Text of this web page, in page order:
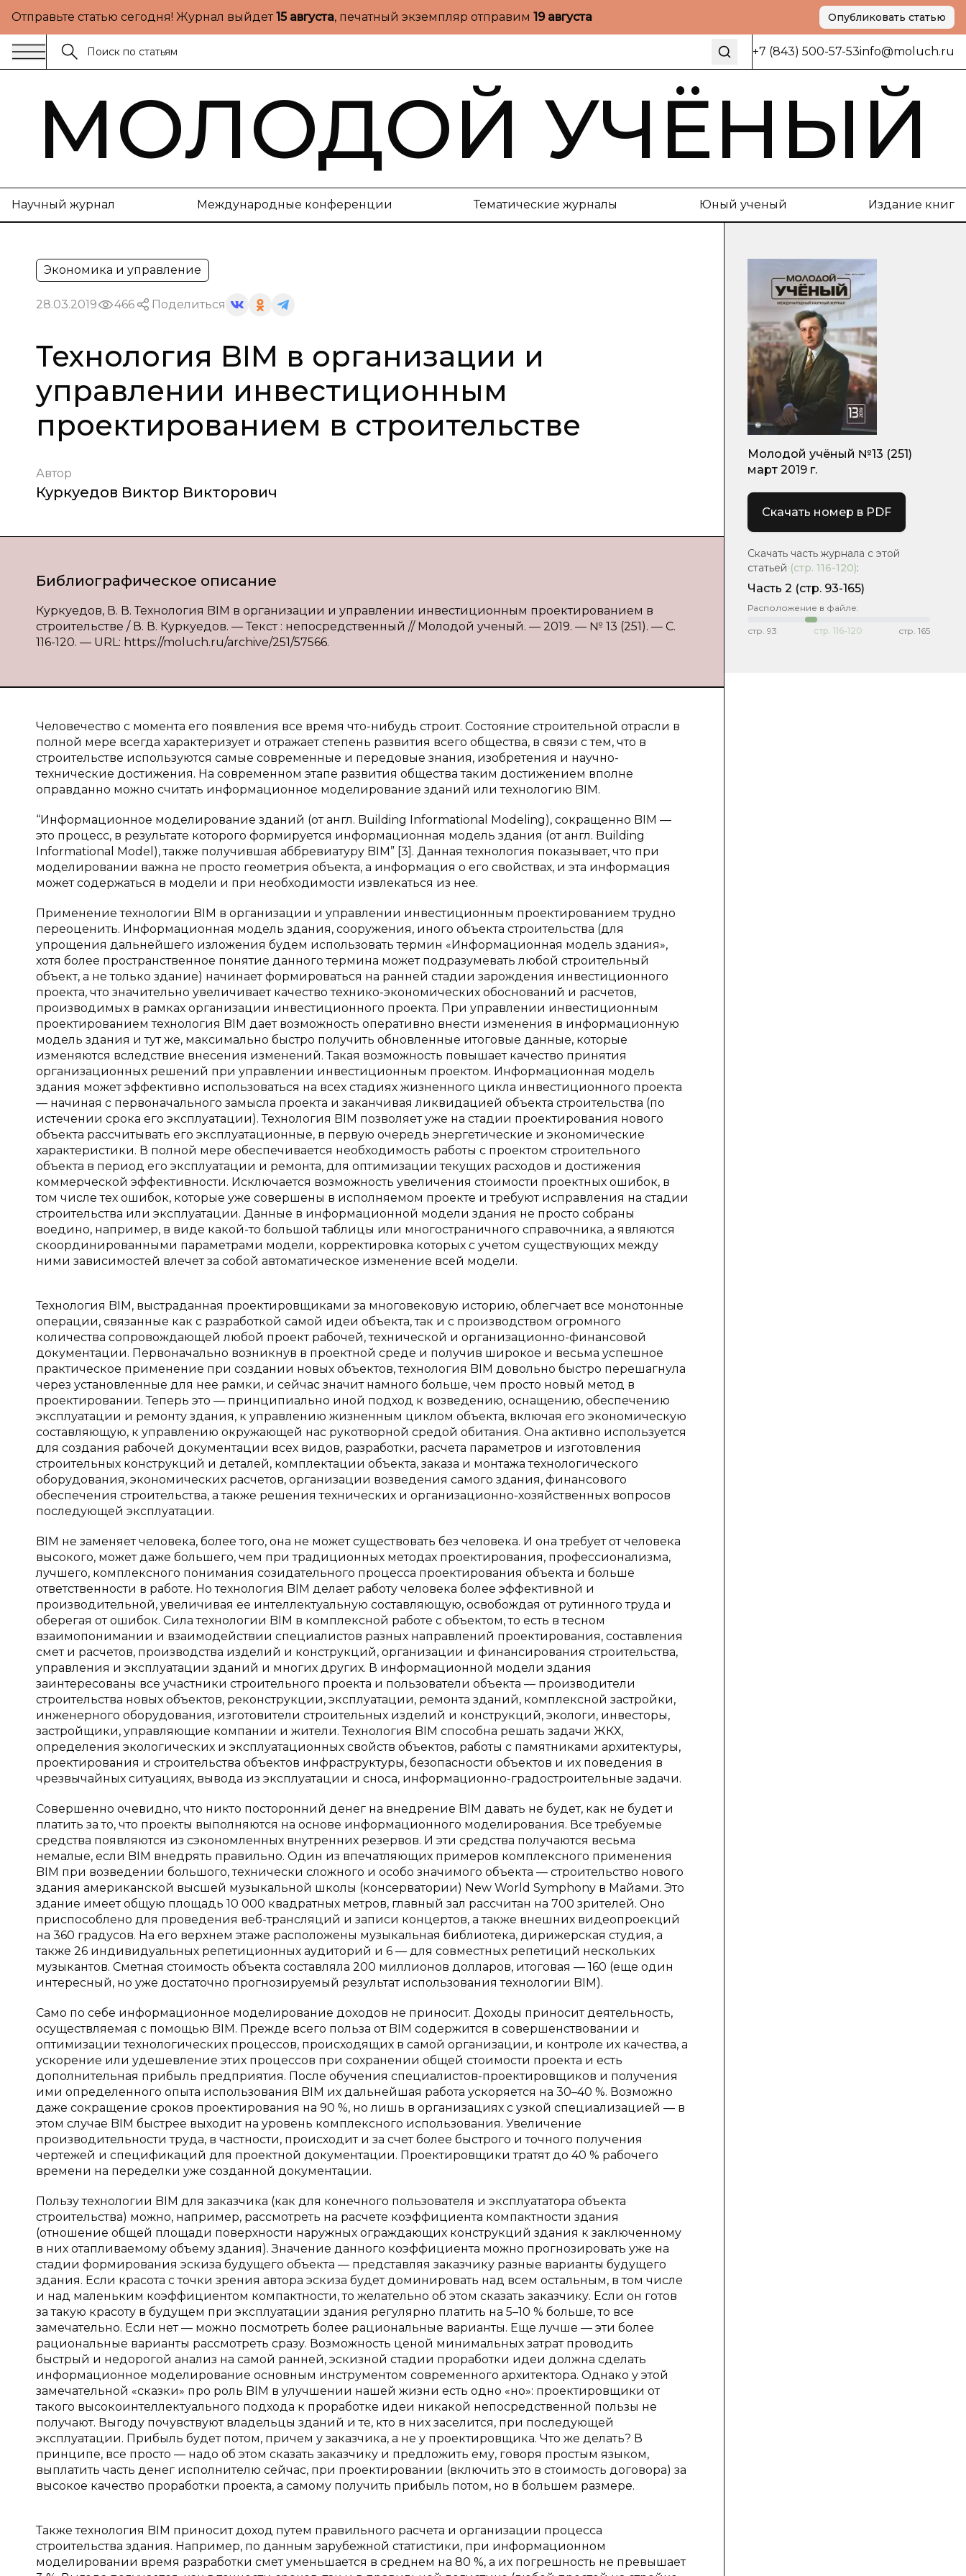
Отправьте статью сегодня! Журнал выйдет15 августа, печатный экземпляр отправим 19 августа Опубликовать статью
+7 (843) 500-57-53info@moluch.ru
МОЛОДОЙ УЧЁНЫЙ
Научный журнал Международные конференции Тематические журналы Юный ученый Издание книг
Экономика и управление
28.03.2019 466 Поделиться
Технология BIM в организации и
управлении инвестиционным
проектированием в строительстве
Автор
Куркуедов Виктор Викторович
Библиографическое описание
Куркуедов, В. В. Технология BIM в организации и управлении инвестиционным проектированием в
строительстве / В. В. Куркуедов. — Текст : непосредственный // Молодой ученый. — 2019. — № 13 (251). — С.
116-120. — URL: https://moluch.ru/archive/251/57566.
Человечество с момента его появления все время что-нибудь строит. Состояние строительной отрасли в
полной мере всегда характеризует и отражает степень развития всего общества, в связи с тем, что в
строительстве используются самые современные и передовые знания, изобретения и научно-
технические достижения. На современном этапе развития общества таким достижением вполне
оправданно можно считать информационное моделирование зданий или технологию BIM.
“Информационное моделирование зданий (от англ. Building Informational Modeling), сокращенно BIM —
это процесс, в результате которого формируется информационная модель здания (от англ. Building
Informational Model), также получившая аббревиатуру BIM” [3]. Данная технология показывает, что при
моделировании важна не просто геометрия объекта, а информация о его свойствах, и эта информация
может содержаться в модели и при необходимости извлекаться из нее.
Применение технологии BIM в организации и управлении инвестиционным проектированием трудно
переоценить. Информационная модель здания, сооружения, иного объекта строительства (для
упрощения дальнейшего изложения будем использовать термин «Информационная модель здания»,
хотя более пространственное понятие данного термина может подразумевать любой строительный
объект, а не только здание) начинает формироваться на ранней стадии зарождения инвестиционного
проекта, что значительно увеличивает качество технико-экономических обоснований и расчетов,
производимых в рамках организации инвестиционного проекта. При управлении инвестиционным
проектированием технология BIM дает возможность оперативно внести изменения в информационную
модель здания и тут же, максимально быстро получить обновленные итоговые данные, которые
изменяются вследствие внесения изменений. Такая возможность повышает качество принятия
организационных решений при управлении инвестиционным проектом. Информационная модель
здания может эффективно использоваться на всех стадиях жизненного цикла инвестиционного проекта
— начиная с первоначального замысла проекта и заканчивая ликвидацией объекта строительства (по
истечении срока его эксплуатации). Технология BIM позволяет уже на стадии проектирования нового
объекта рассчитывать его эксплуатационные, в первую очередь энергетические и экономические
характеристики. В полной мере обеспечивается необходимость работы с проектом строительного
объекта в период его эксплуатации и ремонта, для оптимизации текущих расходов и достижения
коммерческой эффективности. Исключается возможность увеличения стоимости проектных ошибок, в
том числе тех ошибок, которые уже совершены в исполняемом проекте и требуют исправления на стадии
строительства или эксплуатации. Данные в информационной модели здания не просто собраны
воедино, например, в виде какой-то большой таблицы или многостраничного справочника, а являются
скоординированными параметрами модели, корректировка которых с учетом существующих между
ними зависимостей влечет за собой автоматическое изменение всей модели.
Технология BIM, выстраданная проектировщиками за многовековую историю, облегчает все монотонные
операции, связанные как с разработкой самой идеи объекта, так и с производством огромного
количества сопровождающей любой проект рабочей, технической и организационно-финансовой
документации. Первоначально возникнув в проектной среде и получив широкое и весьма успешное
практическое применение при создании новых объектов, технология BIM довольно быстро перешагнула
через установленные для нее рамки, и сейчас значит намного больше, чем просто новый метод в
проектировании. Теперь это — принципиально иной подход к возведению, оснащению, обеспечению
эксплуатации и ремонту здания, к управлению жизненным циклом объекта, включая его экономическую
составляющую, к управлению окружающей нас рукотворной средой обитания. Она активно используется
для создания рабочей документации всех видов, разработки, расчета параметров и изготовления
строительных конструкций и деталей, комплектации объекта, заказа и монтажа технологического
оборудования, экономических расчетов, организации возведения самого здания, финансового
обеспечения строительства, а также решения технических и организационно-хозяйственных вопросов
последующей эксплуатации.
BIM не заменяет человека, более того, она не может существовать без человека. И она требует от человека
высокого, может даже большего, чем при традиционных методах проектирования, профессионализма,
лучшего, комплексного понимания созидательного процесса проектирования объекта и больше
ответственности в работе. Но технология BIM делает работу человека более эффективной и
производительной, увеличивая ее интеллектуальную составляющую, освобождая от рутинного труда и
оберегая от ошибок. Сила технологии BIM в комплексной работе с объектом, то есть в тесном
взаимопонимании и взаимодействии специалистов разных направлений проектирования, составления
смет и расчетов, производства изделий и конструкций, организации и финансирования строительства,
управления и эксплуатации зданий и многих других. В информационной модели здания
заинтересованы все участники строительного проекта и пользователи объекта — производители
строительства новых объектов, реконструкции, эксплуатации, ремонта зданий, комплексной застройки,
инженерного оборудования, изготовители строительных изделий и конструкций, экологи, инвесторы,
застройщики, управляющие компании и жители. Технология BIM способна решать задачи ЖКХ,
определения экологических и эксплуатационных свойств объектов, работы с памятниками архитектуры,
проектирования и строительства объектов инфраструктуры, безопасности объектов и их поведения в
чрезвычайных ситуациях, вывода из эксплуатации и сноса, информационно-градостроительные задачи.
Совершенно очевидно, что никто посторонний денег на внедрение BIM давать не будет, как не будет и
платить за то, что проекты выполняются на основе информационного моделирования. Все требуемые
средства появляются из сэкономленных внутренних резервов. И эти средства получаются весьма
немалые, если BIM внедрять правильно. Один из впечатляющих примеров комплексного применения
BIM при возведении большого, технически сложного и особо значимого объекта — строительство нового
здания американской высшей музыкальной школы (консерватории) New World Symphony в Майами. Это
здание имеет общую площадь 10 000 квадратных метров, главный зал рассчитан на 700 зрителей. Оно
приспособлено для проведения веб-трансляций и записи концертов, а также внешних видеопроекций
на 360 градусов. На его верхнем этаже расположены музыкальная библиотека, дирижерская студия, а
также 26 индивидуальных репетиционных аудиторий и 6 — для совместных репетиций нескольких
музыкантов. Сметная стоимость объекта составляла 200 миллионов долларов, итоговая — 160 (еще один
интересный, но уже достаточно прогнозируемый результат использования технологии BIM).
Само по себе информационное моделирование доходов не приносит. Доходы приносит деятельность,
осуществляемая с помощью BIM. Прежде всего польза от BIM содержится в совершенствовании и
оптимизации технологических процессов, происходящих в самой организации, и контроле их качества, а
ускорение или удешевление этих процессов при сохранении общей стоимости проекта и есть
дополнительная прибыль предприятия. После обучения специалистов-проектировщиков и получения
ими определенного опыта использования BIM их дальнейшая работа ускоряется на 30–40 %. Возможно
даже сокращение сроков проектирования на 90 %, но лишь в организациях с узкой специализацией — в
этом случае BIM быстрее выходит на уровень комплексного использования. Увеличение
производительности труда, в частности, происходит и за счет более быстрого и точного получения
чертежей и спецификаций для проектной документации. Проектировщики тратят до 40 % рабочего
времени на переделки уже созданной документации.
Пользу технологии BIM для заказчика (как для конечного пользователя и эксплуататора объекта
строительства) можно, например, рассмотреть на расчете коэффициента компактности здания
(отношение общей площади поверхности наружных ограждающих конструкций здания к заключенному
в них отапливаемому объему здания). Значение данного коэффициента можно прогнозировать уже на
стадии формирования эскиза будущего объекта — представляя заказчику разные варианты будущего
здания. Если красота с точки зрения автора эскиза будет доминировать над всем остальным, в том числе
и над маленьким коэффициентом компактности, то желательно об этом сказать заказчику. Если он готов
за такую красоту в будущем при эксплуатации здания регулярно платить на 5–10 % больше, то все
замечательно. Если нет — можно посмотреть более рациональные варианты. Еще лучше — эти более
рациональные варианты рассмотреть сразу. Возможность ценой минимальных затрат проводить
быстрый и недорогой анализ на самой ранней, эскизной стадии проработки идеи должна сделать
информационное моделирование основным инструментом современного архитектора. Однако у этой
замечательной «сказки» про роль BIM в улучшении нашей жизни есть одно «но»: проектировщики от
такого высокоинтеллектуального подхода к проработке идеи никакой непосредственной пользы не
получают. Выгоду почувствуют владельцы зданий и те, кто в них заселится, при последующей
эксплуатации. Прибыль будет потом, причем у заказчика, а не у проектировщика. Что же делать? В
принципе, все просто — надо об этом сказать заказчику и предложить ему, говоря простым языком,
выплатить часть денег исполнителю сейчас, при проектировании (включить это в стоимость договора) за
высокое качество проработки проекта, а самому получить прибыль потом, но в большем размере.
Также технология BIM приносит доход путем правильного расчета и организации процесса
строительства здания. Например, по данным зарубежной статистики, при информационном
моделировании время разработки смет уменьшается в среднем на 80 %, а их погрешность не превышает
Молодой учёный №13 (251)
март 2019 г.
Скачать номер в PDF
Скачать часть журнала с этой
статьей (стр. 116-120):
Часть 2 (стр. 93-165)
Расположение в файле:
стр. 93 стр. 116-120 стр. 165